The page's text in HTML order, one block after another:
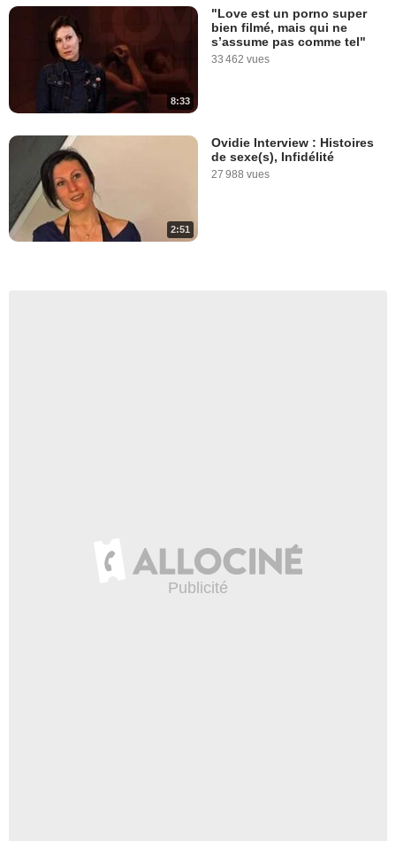
8:33
"Love est un porno super
bien filmé, mais qui ne
s’assume pas comme tel"
33 462 vues
2:51
Ovidie Interview : Histoires
de sexe(s), Infidélité
27 988 vues